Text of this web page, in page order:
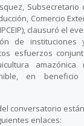
Subsecretario
Comercio
clausuró el
de instituciones
esfuerzos
amazónica
en
conversatorio
enlaces: